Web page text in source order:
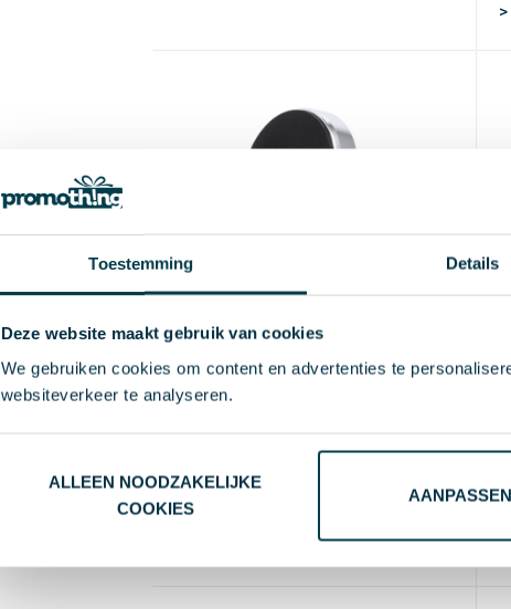
Toestemming Details
Deze website maakt gebruik van cookies
We gebruiken cookies om content en advertenties te
websiteverkeer te analyseren.
ALLEEN NOODZAKELIJKE
COOKIES
AANPASSEN
Karmag - mobielhouder auto
Vanaf 50 st. Bedrukt 5-8 d
|